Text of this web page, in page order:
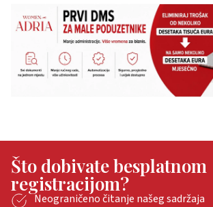
Što dobivate besplatnom
registracijom?
Neograničeno čitanje našeg sadržaja